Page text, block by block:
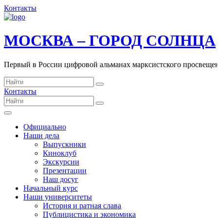
Контакты
МОСКВА – ГОРОД СОЛНЦА
Первый в России цифровой альманах марксистского
Контакты
Официально
Наши дела
Выпускники
Киноклуб
Экскурсии
Презентации
Наш досуг
Начальный курс
Наши университеты
История и ратная слава
Публицистика и экономика